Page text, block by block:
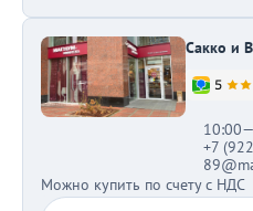
Сакко и
+7
Можно купить по счету с НДС